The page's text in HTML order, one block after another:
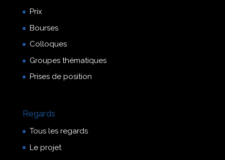
Prix
Bourses
Colloques
Groupes thématiques
Prises de position
Regards
Tous les regards
Le projet